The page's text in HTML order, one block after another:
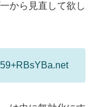
から見直して欲し